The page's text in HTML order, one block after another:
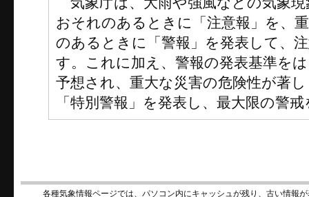
おそれのあるときに「注意報」を、
のあるときに「警報」を発表して、
す。これに加え、警報の発表基準を
予想され、重大な災害の危険性が著
「特別警報」を発表し、最大限の警
各種気象情報ページでは、パソコン内にキャッシュが残り、古い情報